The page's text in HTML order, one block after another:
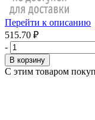
Перейти к описанию
515.70 ₽
-
В корзину
С этим товаром